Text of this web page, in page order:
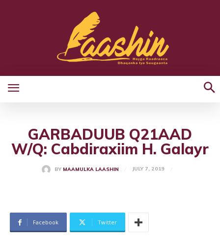
GARBADUUB Q21AAD
W/Q: Cabdiraxiim H. Galayr
BY MAAMULKA LAASHIN JULY 7, 2019
Facebook Twitter